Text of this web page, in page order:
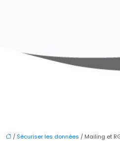
/ Sécuriser les données / Mailing et